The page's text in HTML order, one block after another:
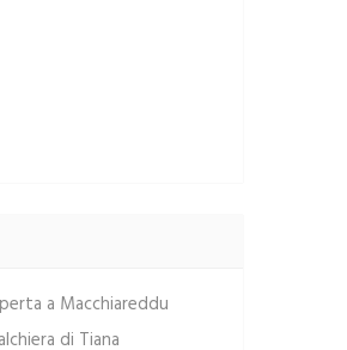
a Macchiareddu
di Tiana